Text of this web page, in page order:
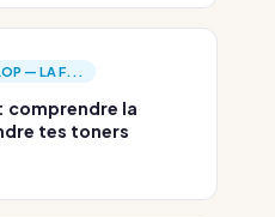
— LA F...
comprendre la
tes toners